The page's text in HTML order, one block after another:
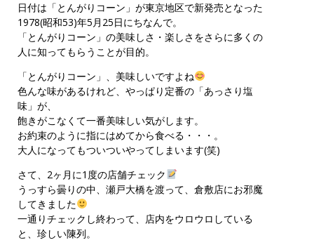
日付は「とんがりコーン」が東京地区で新発売となった
1978(昭和53)年5月25日にちなんで。
「とんがりコーン」の美味しさ・楽しさをさらに多くの
人に知ってもらうことが目的。
「とんがりコーン」、美味しいですよね
色んな味があるけれど、やっぱり定番の「あっさり塩
味」が、
飽きがこなくて一番美味しい気がします。
お約束のように指にはめてから食べる・・・。
大人になってもついついやってしまいます(笑)
さて、2ヶ月に1度の店舗チェック
うっすら曇りの中、瀬戸大橋を渡って、倉敷店にお邪魔
してきました
一通りチェックし終わって、店内をウロウロしている
と、珍しい陳列。